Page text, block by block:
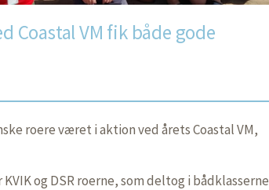
Coastal VM fik både gode
roere været i aktion ved årets Coastal VM,
og DSR roerne, som deltog i bådklasserne